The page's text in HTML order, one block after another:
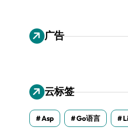
广告
云标签
Asp Go语言